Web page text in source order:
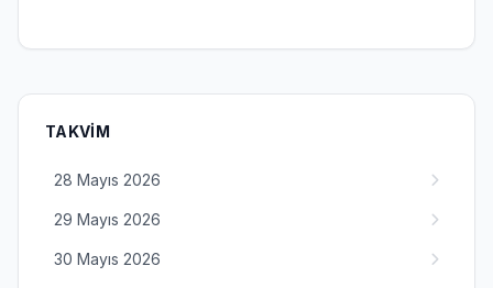
TAKVIM
28 Mayıs 2026
29 Mayıs 2026
30 Mayıs 2026